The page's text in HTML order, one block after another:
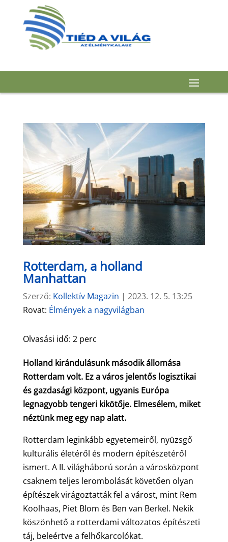
Rotterdam, a holland
Manhattan
Szerző: Kollektív Magazin | 2023. 12. 5. 13:25
Rovat: Élmények a nagyvilágban
Olvasási idő: 2 perc
Holland kirándulásunk második állomása
Rotterdam volt. Ez a város jelentős logisztikai
és gazdasági központ, ugyanis Európa
legnagyobb tengeri kikötője. Elmesélem, miket
néztünk meg egy nap alatt.
Rotterdam leginkább egyetemeiről, nyüzsgő
kulturális életéről és modern építészetéről
ismert. A II. világháború során a városközpont
csaknem teljes lerombolását követően olyan
építészek virágoztatták fel a várost, mint Rem
Koolhaas, Piet Blom és Ben van Berkel. Nekik
köszönhető a rotterdami változatos építészeti
táj, beleértve a felhőkarcolókat.